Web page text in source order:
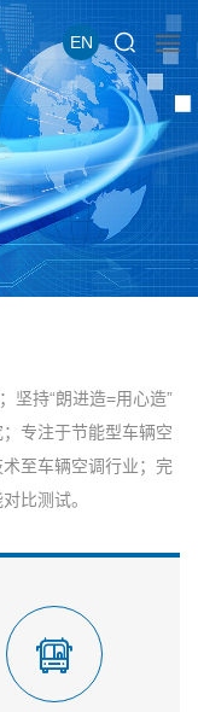
EN
坚持“朗进造=用心造”
专注于节能型车辆空
至车辆空调行业；完
比测试。